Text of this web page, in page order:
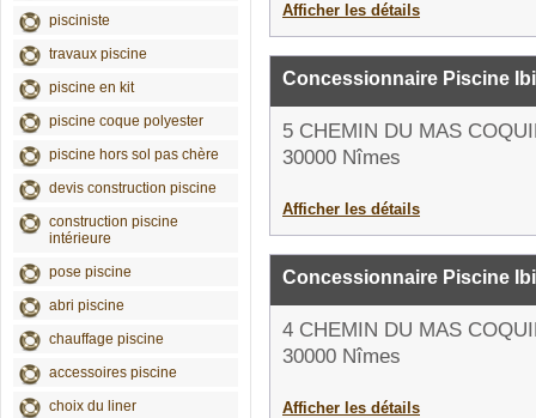
pisciniste
travaux piscine
piscine en kit
piscine coque polyester
piscine hors sol pas chère
devis construction piscine
construction piscine
intérieure
pose piscine
abri piscine
chauffage piscine
accessoires piscine
choix du liner
Afficher les détails
Concessionnaire Piscine
5 CHEMIN DU MAS
30000 Nîmes
Afficher les détails
Concessionnaire Piscine
4 CHEMIN DU MAS
30000 Nîmes
Afficher les détails